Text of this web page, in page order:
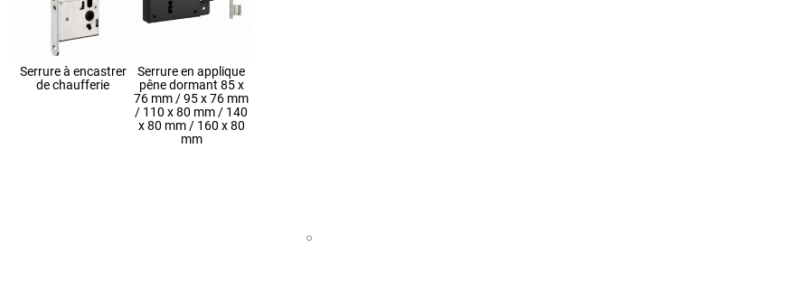
Serrure à encastrer
de chaufferie
Serrure en applique
pêne dormant 85 x
76 mm / 95 x 76 mm
/ 110 x 80 mm / 140
x 80 mm / 160 x 80
mm